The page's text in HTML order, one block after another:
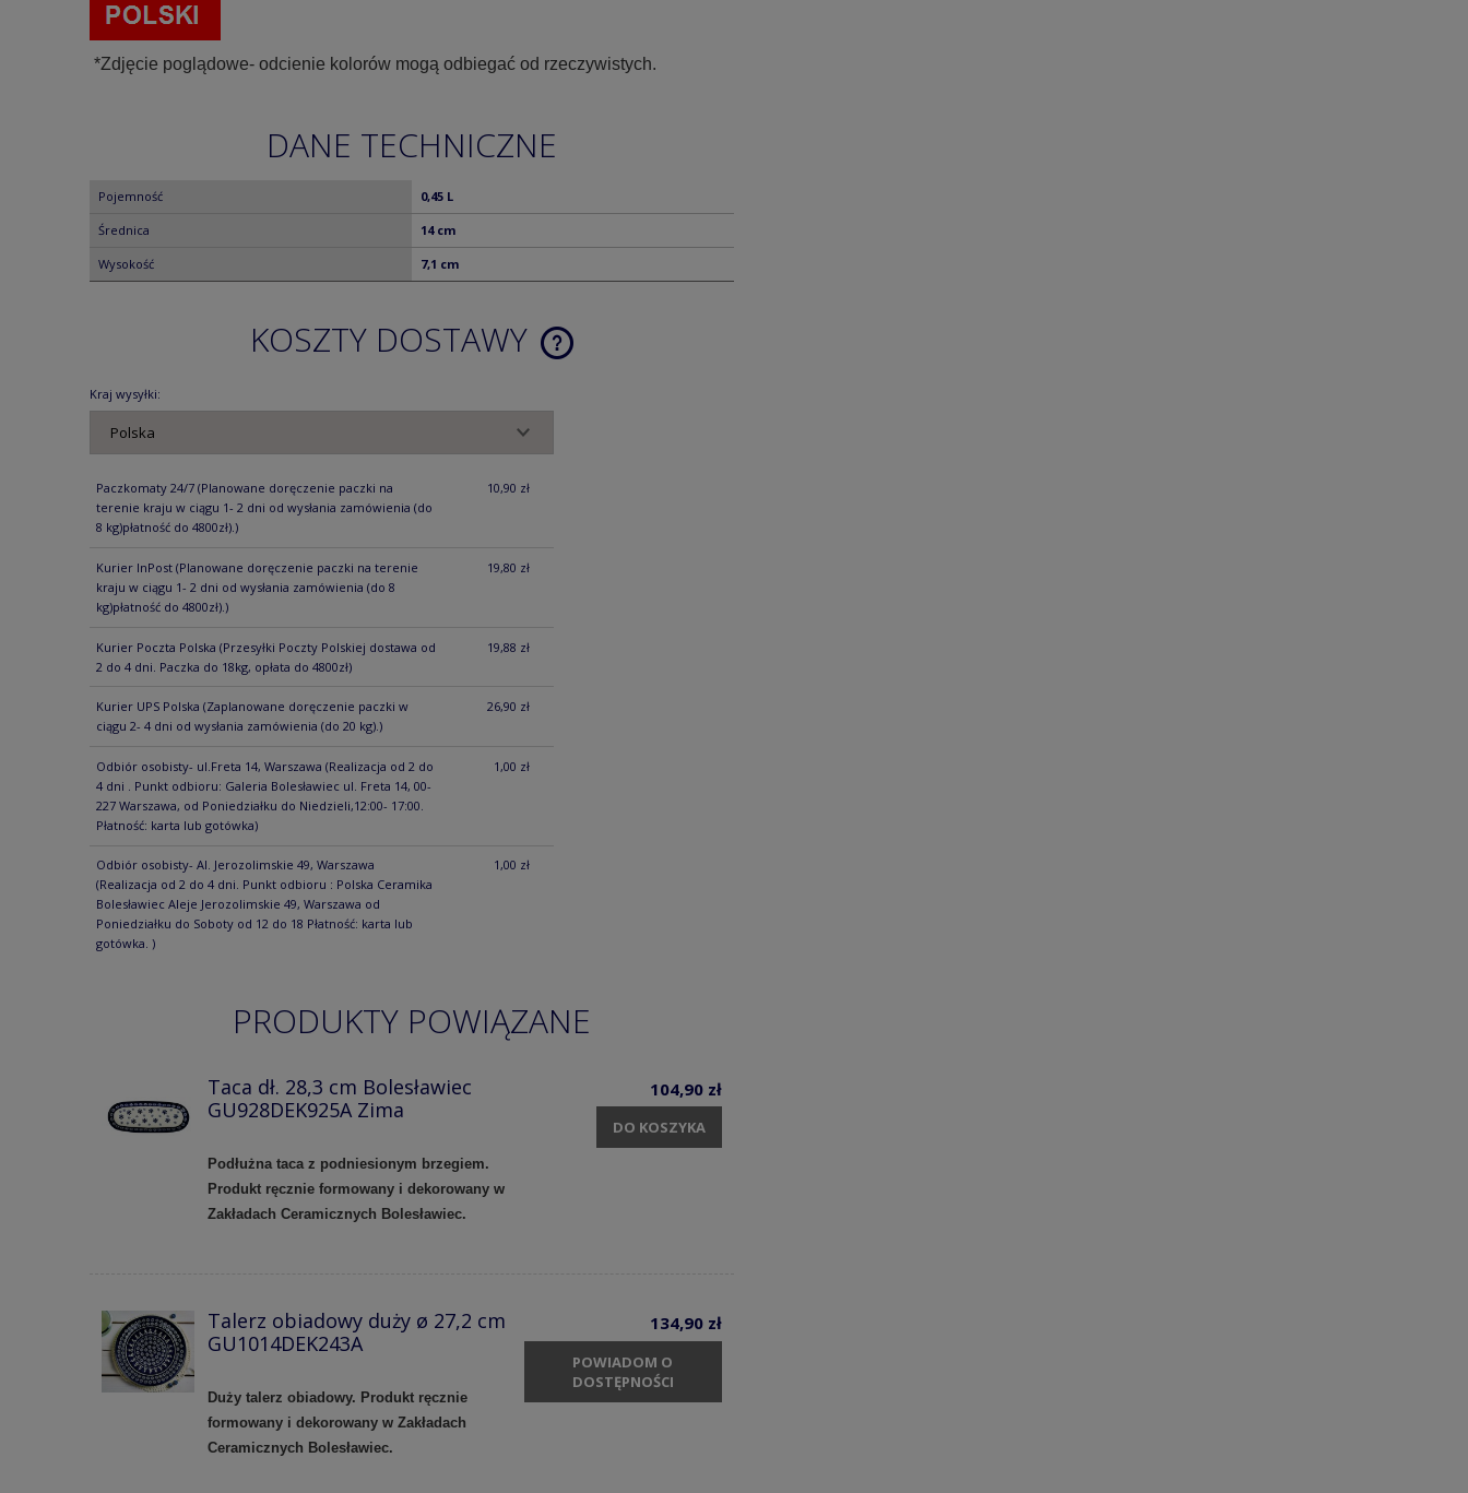
*Zdjęcie poglądowe- odcienie kolorów mogą odbiegać od rzeczywistych.
DANE TECHNICZNE
Pojemność 0,45 L
Średnica 14 cm
Wysokość 7,1 cm
KOSZTY DOSTAWY
Kraj wysyłki:
Paczkomaty 24/7 (Planowane doręczenie paczki na
terenie kraju w ciągu 1- 2 dni od wysłania zamówienia (do
8 kg)płatność do 4800zł).)
10,90 zł
Kurier InPost (Planowane doręczenie paczki na terenie
kraju w ciągu 1- 2 dni od wysłania zamówienia (do 8
kg)płatność do 4800zł).)
19,80 zł
Kurier Poczta Polska (Przesyłki Poczty Polskiej dostawa od
2 do 4 dni. Paczka do 18kg, opłata do 4800zł)
19,88 zł
Kurier UPS Polska (Zaplanowane doręczenie paczki w
ciągu 2- 4 dni od wysłania zamówienia (do 20 kg).)
26,90 zł
Odbiór osobisty- ul.Freta 14, Warszawa (Realizacja od 2 do
4 dni . Punkt odbioru: Galeria Bolesławiec ul. Freta 14, 00-
227 Warszawa, od Poniedziałku do Niedzieli,12:00- 17:00.
Płatność: karta lub gotówka)
1,00 zł
Odbiór osobisty- Al. Jerozolimskie 49, Warszawa
(Realizacja od 2 do 4 dni. Punkt odbioru : Polska Ceramika
Bolesławiec Aleje Jerozolimskie 49, Warszawa od
Poniedziałku do Soboty od 12 do 18 Płatność: karta lub
gotówka. )
1,00 zł
PRODUKTY POWIĄZANE
Taca dł. 28,3 cm Bolesławiec
GU928DEK925A Zima
Podłużna taca z podniesionym brzegiem.
Produkt ręcznie formowany i dekorowany w
Zakładach Ceramicznych Bolesławiec.
104,90 zł
DO KOSZYKA
Talerz obiadowy duży ø 27,2 cm
GU1014DEK243A
Duży talerz obiadowy. Produkt ręcznie
formowany i dekorowany w Zakładach
Ceramicznych Bolesławiec.
134,90 zł
POWIADOM O
DOSTĘPNOŚCI